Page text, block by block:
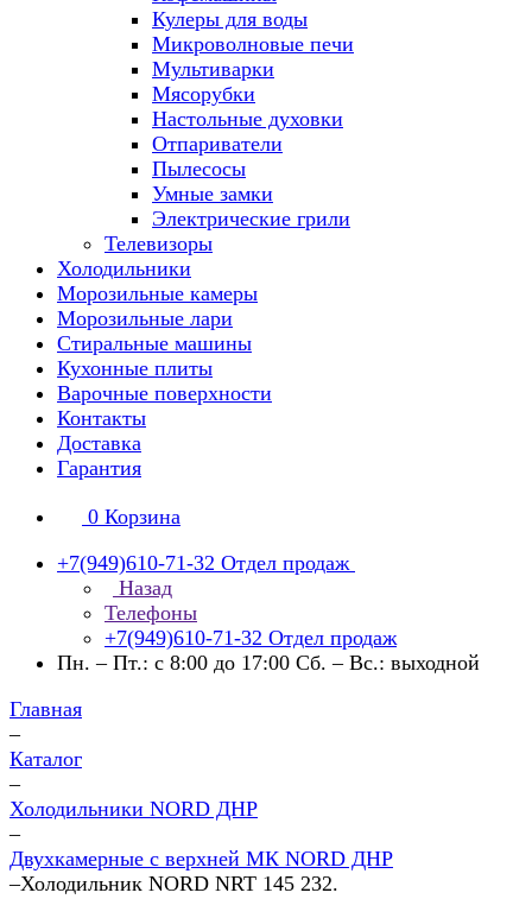
Кулеры для воды
Микроволновые печи
Мультиварки
Мясорубки
Настольные духовки
Отпариватели
Пылесосы
Умные замки
Электрические грили
Телевизоры
Холодильники
Морозильные камеры
Морозильные лари
Стиральные машины
Кухонные плиты
Варочные поверхности
Контакты
Доставка
Гарантия
0 Корзина
+7(949)610-71-32 Отдел продаж
Назад
Телефоны
+7(949)610-71-32 Отдел продаж
Пн. – Пт.: с 8:00 до 17:00 Сб. – Вс.: выходной
Главная
–
Каталог
–
Холодильники NORD ДНР
–
Двухкамерные с верхней МК NORD ДНР
–Холодильник NORD NRT 145 232.